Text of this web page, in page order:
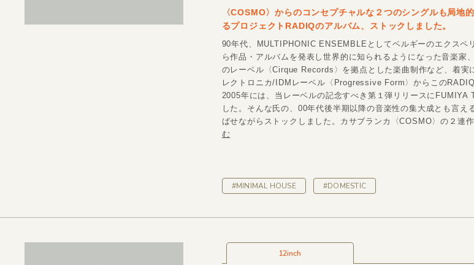
〈COSMO〉からのコンセプチャルな２つのシングルも局地
るプロジェクトRADIQのアルバム、ストックしました。
90年代、MULTIPHONIC ENSEMBLEとしてベルギーのエクスペ
ら作品・アルバムを発表し世界的に知られるようになった音楽家
のレーベル〈Cirque Records〉を拠点とした楽曲制作など、着実
レクトロニカ/IDMレーベル〈Progressive Form〉からこの
2005年には、当レーベルの記念すべき第１弾リリースにFUMIYA
した。そんな氏の、00年代後半期以降の音楽性の集大成とも言
ばせながらストックしました。カサブランカ〈COSMO〉の２連
む
#MINIMAL HOUSE #DOMESTIC
12inch